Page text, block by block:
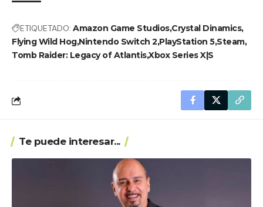
ETIQUETADO: Amazon Game StudiosCrystal Dinamics
Flying Wild HogNintendo Switch 2 PlayStation 5Steam
Tomb Raider: Legacy of AtlantisXbox Series X|S
Te puede interesar...